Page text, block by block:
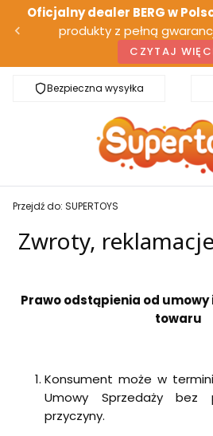
Oficjalny dealer BERG w
produkty z pełną
CZYTAJ
Bezpieczna wysyłka
Przejdź do: SUPERTOYS
Zwroty,
Prawo odstąpienia od
towaru
Konsument może w
Umowy Sprzedaży bez
przyczyny.